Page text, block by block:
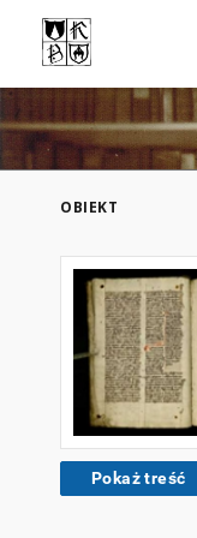
OBIEKT
Pokaż treść